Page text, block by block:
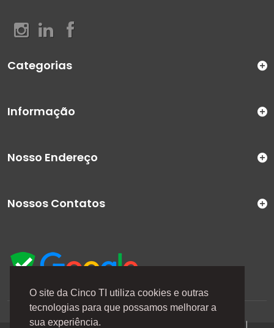
O site da Cinco TI utiliza cookies e outras
tecnologias para que possamos melhorar a
sua experiência.
Categorias
Informação
A Cinco TI (5TI) é uma marca registrada de CINCO TI
COMERCIO E SERVICOS LTDA | CNPJ: 08.307.867/0001-04 |
Nosso Endereço
Nossos Contatos